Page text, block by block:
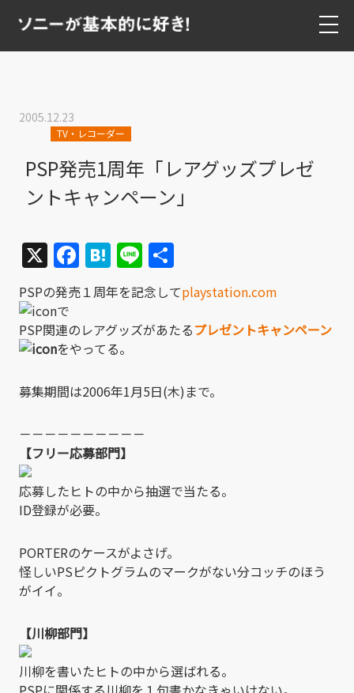
2005.12.23
TV・レコーダー
PSP発売1周年「レアグッズプレゼ
ントキャンペーン」
X Facebook
Hatena
Line
有
PSPの発売１周年を記念してplaystation.com
で
PSP関連のレアグッズがあたるプレゼントキャンペーン
をやってる。
募集期間は2006年1月5日(木)まで。
－－－－－－－－－－
【フリー応募部門】
応募したヒトの中から抽選で当たる。
ID登録が必要。
PORTERのケースがよさげ。
怪しいPSピクトグラムのマークがない分コッチのほう
がイイ。
【川柳部門】
川柳を書いたヒトの中から選ばれる。